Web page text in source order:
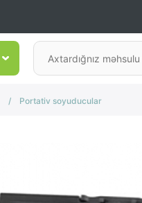
/ Portativ soyuducular